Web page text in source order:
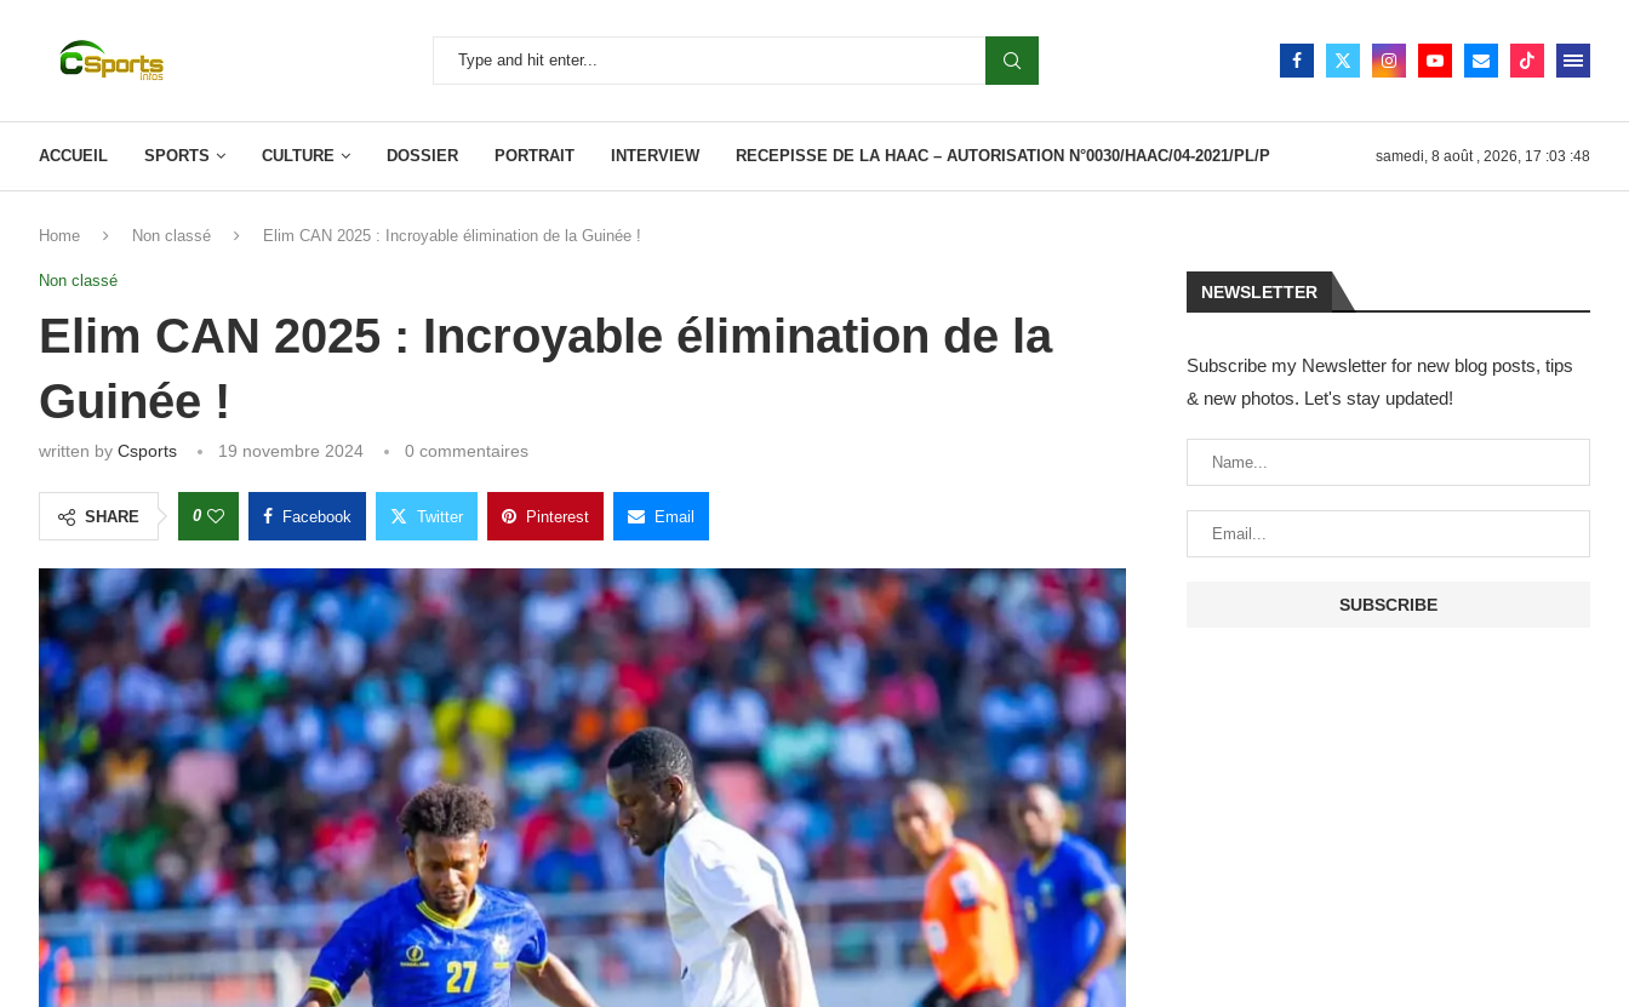
ACCUEIL SPORTS CULTURE DOSSIER PORTRAIT INTERVIEW RECEPISSE DE LA HAAC – AUTORISATION N°0030/HAAC/04-2021/PL/P samedi, 8 août , 2026, 17 :03 :48
Home Non classé Elim CAN 2025 : Incroyable élimination de la Guinée !
Non classé
Elim CAN 2025 : Incroyable élimination de la
Guinée !
written by Csports 19 novembre 2024 0 commentaires
SHARE 0 Facebook Twitter Pinterest Email
NEWSLETTER
Subscribe my Newsletter for new blog posts, tips
& new photos. Let's stay updated!